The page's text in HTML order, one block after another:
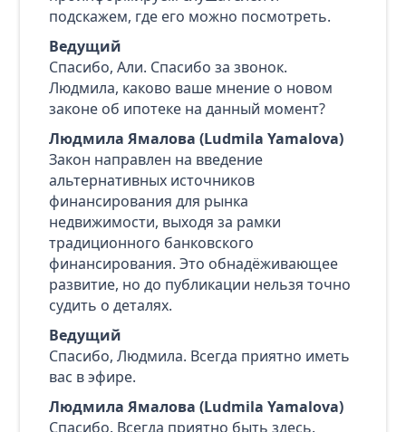
подскажем, где его можно посмотреть.
Ведущий
Спасибо, Али. Спасибо за звонок.
Людмила, каково ваше мнение о новом
законе об ипотеке на данный момент?
Людмила Ямалова (Ludmila Yamalova)
Закон направлен на введение
альтернативных источников
финансирования для рынка
недвижимости, выходя за рамки
традиционного банковского
финансирования. Это обнадёживающее
развитие, но до публикации нельзя точно
судить о деталях.
Ведущий
Спасибо, Людмила. Всегда приятно иметь
вас в эфире.
Людмила Ямалова (Ludmila Yamalova)
Спасибо. Всегда приятно быть здесь.